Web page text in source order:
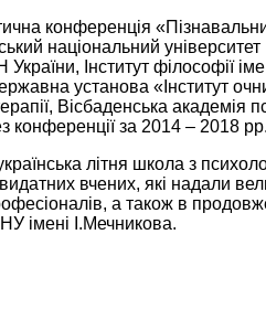
конференція
національний
України, Інститут філософії
установа «Інститут
Вісбаденська
конференції за 2014 – 2018
літня школа з
вчених, які надали
а також в
імені І.Мечникова.